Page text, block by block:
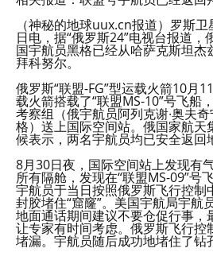
（神秘的地球uux.cn报道）罗斯
日电，据“俄罗斯24”电视台报道，
国宇航员黑格已经从哈萨克斯坦杰
拜科努尔。
俄罗斯“联盟-FG”型运载火箭10月
载火箭搭载了“联盟MS-10”号飞船
考察组（俄宇航员阿列克谢∙奥夫
格）送上国际空间站。俄国家航天
候表示，两名宇航员均已安全返回
8月30日夜，国际空间站上发现有
所有隔舱，发现在“联盟MS-09”号
宇航员于当日按照俄罗斯飞行控制
封胶堵住“窟窿”。美国宇航局宇航
地面通话期间建议不要仓促行事，
让专家有时间考虑。俄罗斯飞行控
堵漏。宇航员随后成功地堵住了钻